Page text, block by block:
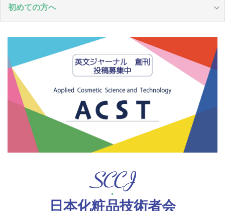
初めての方へ
日本化粧品技術者会